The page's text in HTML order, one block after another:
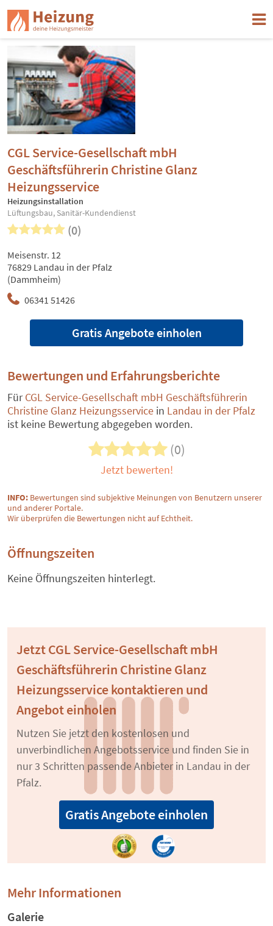
CGL Service-Gesellschaft mbH
Geschäftsführerin Christine Glanz
Heizungsservice
Heizungsinstallation
Lüftungsbau, Sanitär-Kundendienst
(0)
06341 51426
Meisenstr. 12
76829 Landau in der Pfalz
(Dammheim)
Gratis Angebote einholen
Bewertungen und Erfahrungsberichte
FürCGL Service-Gesellschaft mbH Geschäftsführerin
Christine Glanz Heizungsservice in Landau in der Pfalz
ist keine Bewertung abgegeben worden.
(0)
Jetzt bewerten!
INFO: Bewertungen sind subjektive Meinungen von Benutzern unserer
und anderer Portale.
Wir überprüfen die Bewertungen nicht auf Echtheit.
Öffnungszeiten
Keine Öffnungszeiten hinterlegt.
Jetzt CGL Service-Gesellschaft mbH
Geschäftsführerin Christine Glanz
Heizungsservice kontaktieren und
Angebot einholen
Nutzen Sie jetzt den kostenlosen und
unverbindlichen Angebotsservice und finden Sie in
nur 3 Schritten passende Anbieter in Landau in der
Pfalz.
Gratis Angebote einholen
Mehr Informationen
Galerie